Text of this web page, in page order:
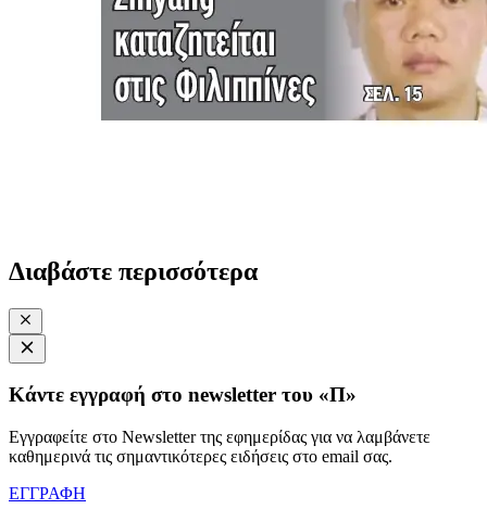
Διαβάστε περισσότερα
Κάντε εγγραφή στο newsletter του «Π»
Εγγραφείτε στο Newsletter της εφημερίδας για να λαμβάνετε
καθημερινά τις σημαντικότερες ειδήσεις στο email σας.
ΕΓΓΡΑΦΗ